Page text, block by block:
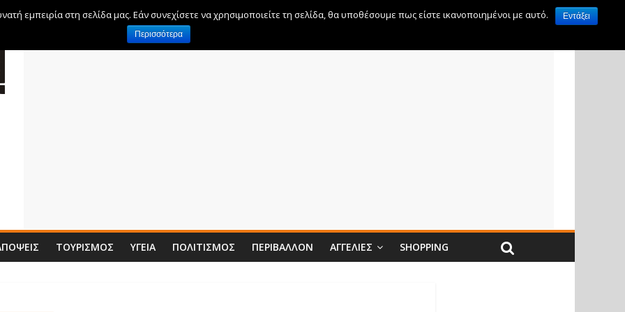
ΤΟΥΡΙΣΜΌΣ ΥΓΕΊΑ ΠΟΛΙΤΙΣΜΌΣ ΠΕΡΙΒΆΛΛΟΝ ΑΓΓΕΛΊΕΣ SHOPPING
εμπειρία στη σελίδα μας. Εάν συνεχίσετε να χρησιμοποιείτε τη σελίδα, θα υποθέσουμε πως είστε ικανοποιημένοι με αυτό.
Εντάξει
Περισσότερα